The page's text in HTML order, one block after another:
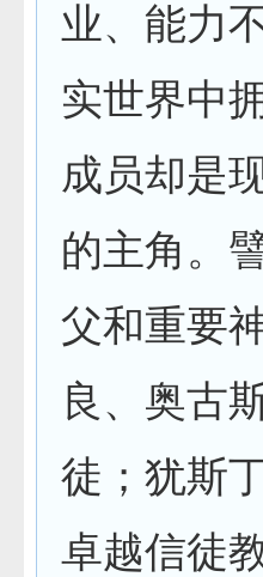
业、能力
实世界中
成员却是
的主角。
父和重要
良、奥古
徒；犹斯
卓越信徒